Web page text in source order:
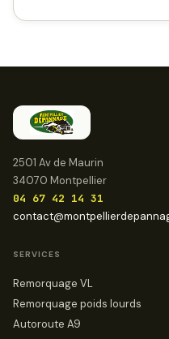
2501 Av de Maurin
34070 Montpellier
04 67 42 14 31
SERVICES
Remorquage VL
Remorquage poids lourds
Autoroute A9